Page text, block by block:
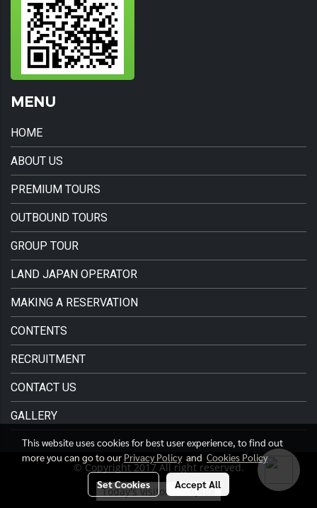
MENU
HOME
ABOUT US
PREMIUM TOURS
OUTBOUND TOURS
GROUP TOUR
LAND JAPAN OPERATOR
MAKING A RESERVATION
CONTENTS
RECRUITMENT
CONTACT US
GALLERY
© Copyright 2017 All right reserved.
Today's visitor
6,488
This website uses cookies for best user experience, to find out
more you can go to our Privacy Policyand Cookies Policy
Set Cookies Accept All